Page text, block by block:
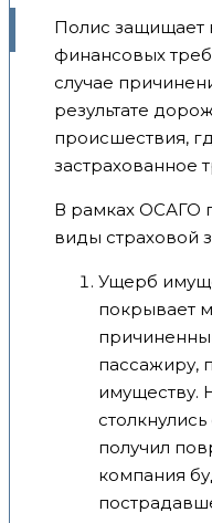
Полис защищает
финансовых
случае
результате
происшествия,
застрахованное
В рамках ОСАГО
виды страховой
Ущерб
покрывает
пассажиру,
имуществу.
получил
компания